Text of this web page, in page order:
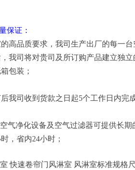
保证：
高品质要求，我司生产出厂的每一
我司将对贵司及所订购产品建立独
包装；
我司收到货款之日起5个工作日内完
气净化设备及空气过滤器可提供长期
，省内24小时；
快速卷帘门风淋室 风淋室标准规格